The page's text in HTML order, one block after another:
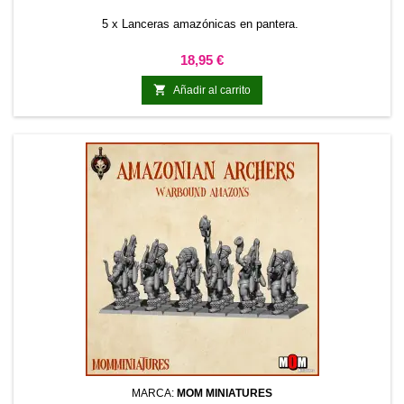
5 x Lanceras amazónicas en pantera.
Precio
18,95 €
 Añadir al carrito
MARCA: MOM MINIATURES